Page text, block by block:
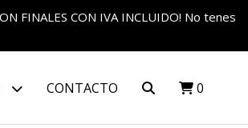
FINALES CON IVA INCLUIDO! No tenes
CONTACTO 0